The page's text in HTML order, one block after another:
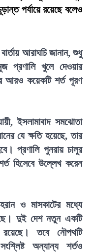
পর্যায়ে রয়েছে বলেও
আরাঘচি জানান, শুধু
প্রণালি খুলে দেওয়ার
আরও কয়েকটি শর্ত পূরণ
ইসলামাবাদ সমঝোতা
যে ক্ষতি হয়েছে, তার
প্রণালি পুনরায় চালুর
হিসেবে উল্লেখ করেন
ও মাসকাটের মধ্যে
দুই দেশ নতুন একটি
রয়েছে। তবে নৌপথটি
অন্যান্য শর্তও